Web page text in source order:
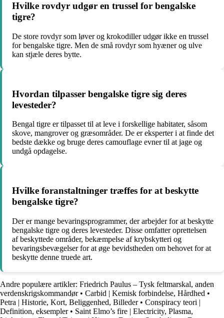
Hvilke rovdyr udgør en trussel for bengalske
tigre?
De store rovdyr som løver og krokodiller udgør ikke en trussel
for bengalske tigre. Men de små rovdyr som hyæner og ulve
kan stjæle deres bytte.
Hvordan tilpasser bengalske tigre sig deres
levesteder?
Bengal tigre er tilpasset til at leve i forskellige habitater, såsom
skove, mangrover og græsområder. De er eksperter i at finde det
bedste dække og bruge deres camouflage evner til at jage og
undgå opdagelse.
Hvilke foranstaltninger træffes for at beskytte
bengalske tigre?
Der er mange bevaringsprogrammer, der arbejder for at beskytte
bengalske tigre og deres levesteder. Disse omfatter oprettelsen
af beskyttede områder, bekæmpelse af krybskytteri og
bevaringsbevægelser for at øge bevidstheden om behovet for at
beskytte denne truede art.
Andre populære artikler: Friedrich Paulus – Tysk feltmarskal, anden
verdenskrigskommandør• Carbid | Kemisk forbindelse, Hårdhed •
Petra | Historie, Kort, Beliggenhed, Billeder• Conspiracy teori |
Definition, eksempler• Saint Elmo’s fire | Electricity, Plasma,